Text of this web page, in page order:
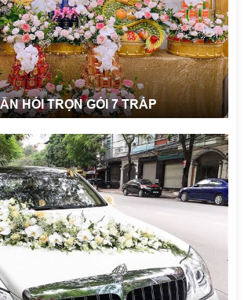
HỎI TRỌN GÓI 7 TRÁP